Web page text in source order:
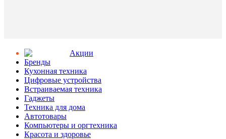
Aкции
Бренды
Кухонная техника
Цифровые устройства
Встраиваемая техника
Гаджеты
Техника для дома
Автотовары
Компьютеры и оргтехника
Красота и здоровье